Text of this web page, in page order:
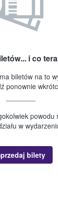
i co
biletów na to
ponownie
powodu
w
bilety